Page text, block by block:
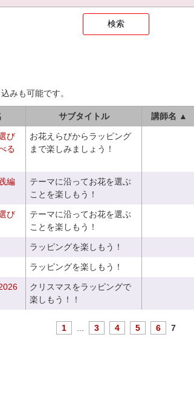
みも可能です。
サブタイトル 講師名 ▲
び
る
お花えらびからラッピング
まで楽しみましょう！
編
テーマに沿ってお花を選ぶ
ことを楽しもう！
び
テーマに沿ってお花を選ぶ
ことを楽しもう！
ラッピングを楽しもう！
ラッピングを楽しもう！
クリスマスをラッピングで
楽しもう！！
1 3 4 5 6 7